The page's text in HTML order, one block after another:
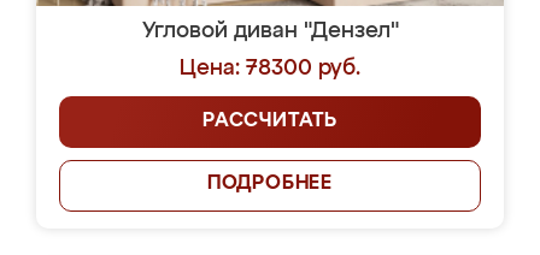
Угловой диван "Дензел"
Цена: 78300 руб.
РАССЧИТАТЬ
ПОДРОБНЕЕ